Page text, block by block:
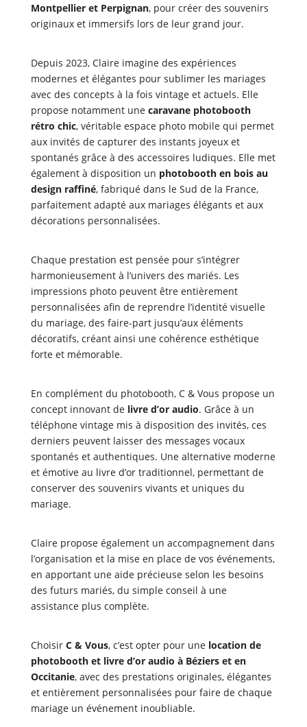
Montpellier et Perpignan, pour créer des souvenirs
originaux et immersifs lors de leur grand jour.
Depuis 2023, Claire imagine des expériences
modernes et élégantes pour sublimer les mariages
avec des concepts à la fois vintage et actuels. Elle
propose notamment une caravane photobooth
rétro chic, véritable espace photo mobile qui permet
aux invités de capturer des instants joyeux et
spontanés grâce à des accessoires ludiques. Elle met
également à disposition un photobooth en bois au
design raffiné, fabriqué dans le Sud de la France,
parfaitement adapté aux mariages élégants et aux
décorations personnalisées.
Chaque prestation est pensée pour s’intégrer
harmonieusement à l’univers des mariés. Les
impressions photo peuvent être entièrement
personnalisées afin de reprendre l’identité visuelle
du mariage, des faire-part jusqu’aux éléments
décoratifs, créant ainsi une cohérence esthétique
forte et mémorable.
En complément du photobooth, C & Vous propose un
concept innovant de livre d’or audio. Grâce à un
téléphone vintage mis à disposition des invités, ces
derniers peuvent laisser des messages vocaux
spontanés et authentiques. Une alternative moderne
et émotive au livre d’or traditionnel, permettant de
conserver des souvenirs vivants et uniques du
mariage.
Claire propose également un accompagnement dans
l’organisation et la mise en place de vos événements,
en apportant une aide précieuse selon les besoins
des futurs mariés, du simple conseil à une
assistance plus complète.
Choisir C & Vous, c’est opter pour une location de
photobooth et livre d’or audio à Béziers et en
Occitanie, avec des prestations originales, élégantes
et entièrement personnalisées pour faire de chaque
mariage un événement inoubliable.